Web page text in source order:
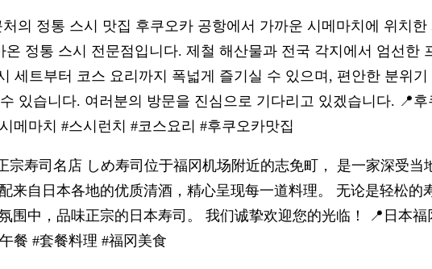
의 정통 스시 맛집 후쿠오카 공항에서 가까운 시메마치에 위치
정통 스시 전문점입니다. 제철 해산물과 전국 각지에서 엄선한
세트부터 코스 요리까지 폭넓게 즐기실 수 있으며, 편안한 분위
있습니다. 여러분의 방문을 진심으로 기다리고 있겠습니다. 📍
메마치 #스시런치 #코스요리 #후쿠오카맛집
宗寿司名店 しめ寿司位于福冈机场附近的志免町， 是一家深受当
来自日本各地的优质清酒，精心呈现每一道料理。 无论是轻松的
围中，品味正宗的日本寿司。 我们诚挚欢迎您的光临！ 📍日本
餐 #套餐料理 #福冈美食